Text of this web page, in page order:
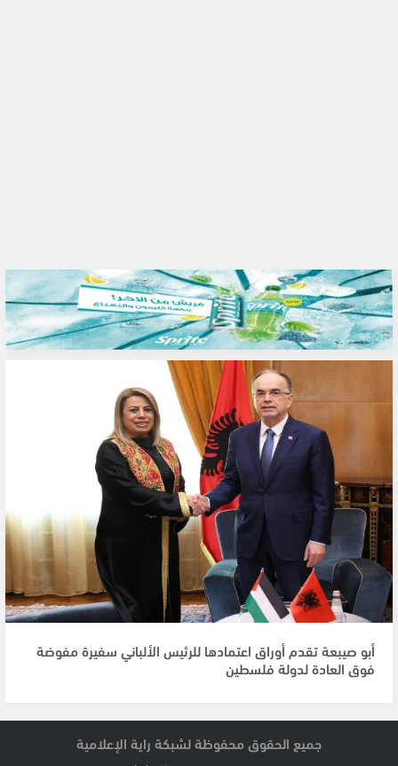
أبو صيبعة تقدم أوراق اعتمادها للرئيس الألباني سفيرة مفوضة
فوق العادة لدولة فلسطين
جميع الحقوق محفوظة لشبكة راية الإعلامية